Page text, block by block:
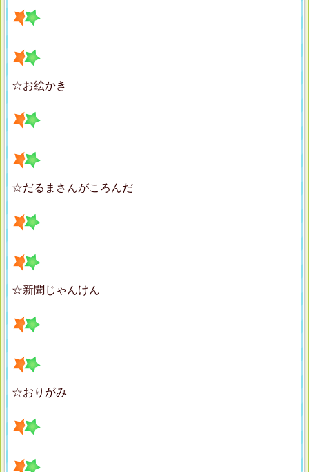
☆お絵かき
☆だるまさんがころんだ
☆新聞じゃんけん
☆おりがみ